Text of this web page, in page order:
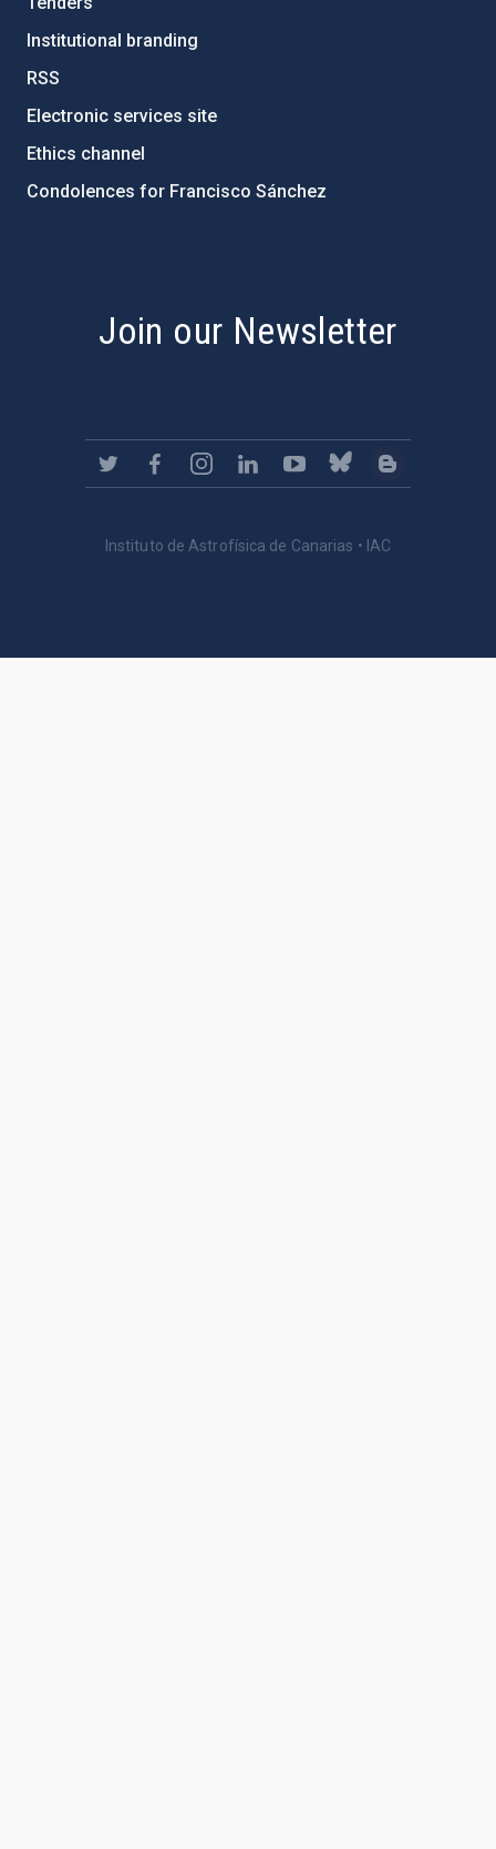
Institutional branding
RSS
Electronic services site
Ethics channel
Condolences for Francisco Sánchez
Join our Newsletter
Instituto de Astrofísica de Canarias • IAC